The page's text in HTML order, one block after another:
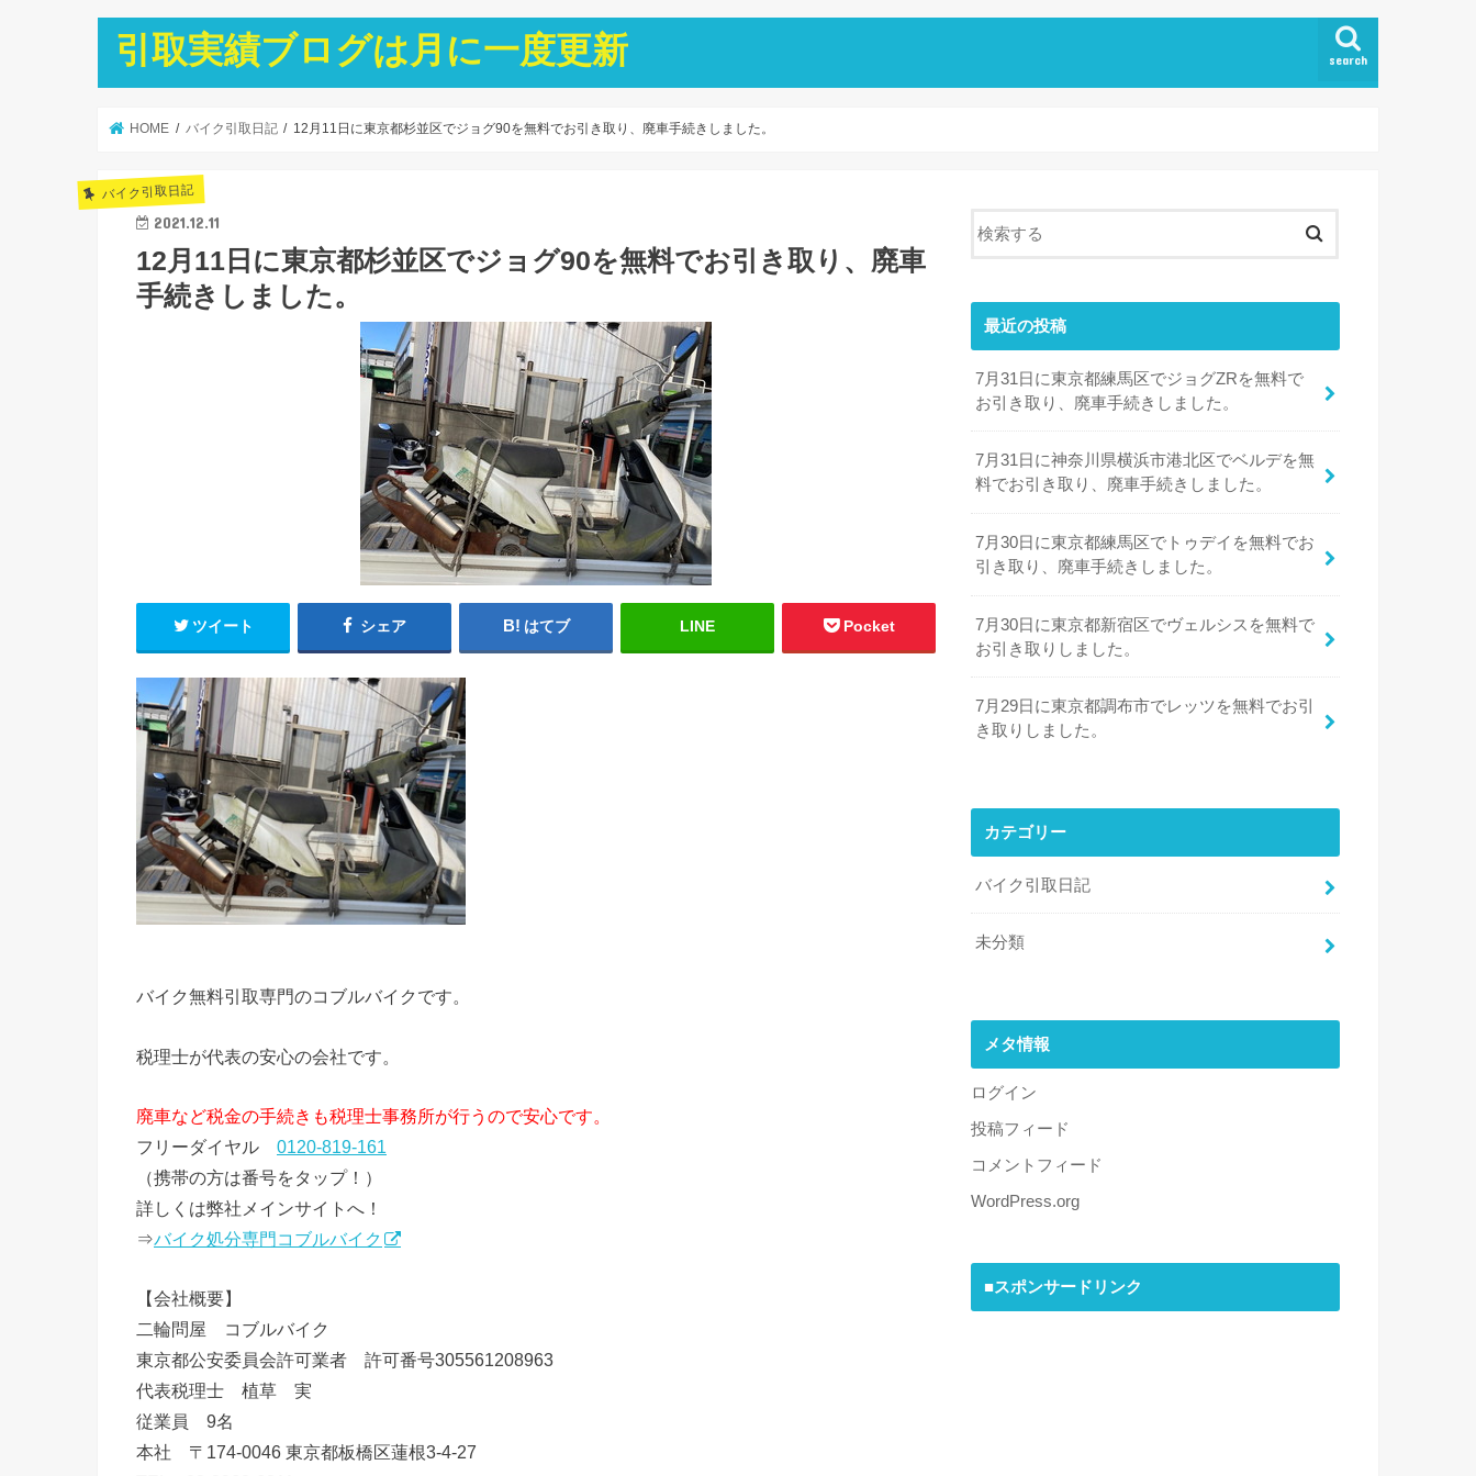
引取実績ブログは月に一度更新 search
HOME バイク引取日記 12月11日に東京都杉並区でジョグ90を無料でお引き取り、廃車手続きしました。
バイク引取日記
2021.12.11
12月11日に東京都杉並区でジョグ90を無料でお引き取り、廃車
手続きしました。
ツイート シェア はてブ LINE Pocket
バイク無料引取専門のコブルバイクです。
税理士が代表の安心の会社です。
廃車など税金の手続きも税理士事務所が行うので安心です。
フリーダイヤル 0120-819-161
（携帯の方は番号をタップ！）
詳しくは弊社メインサイトへ！
⇒バイク処分専門コブルバイク
【会社概要】
二輪問屋 コブルバイク
東京都公安委員会許可業者 許可番号305561208963
代表税理士 植草 実
従業員 9名
本社 〒174-0046 東京都板橋区蓮根3-4-27
最近の投稿
7月31日に東京都練馬区でジョグZRを無料で
お引き取り、廃車手続きしました。
7月31日に神奈川県横浜市港北区でベルデを無
料でお引き取り、廃車手続きしました。
7月30日に東京都練馬区でトゥデイを無料でお
引き取り、廃車手続きしました。
7月30日に東京都新宿区でヴェルシスを無料で
お引き取りしました。
7月29日に東京都調布市でレッツを無料でお引
き取りしました。
カテゴリー
バイク引取日記
未分類
メタ情報
ログイン
投稿フィード
コメントフィード
WordPress.org
■スポンサードリンク